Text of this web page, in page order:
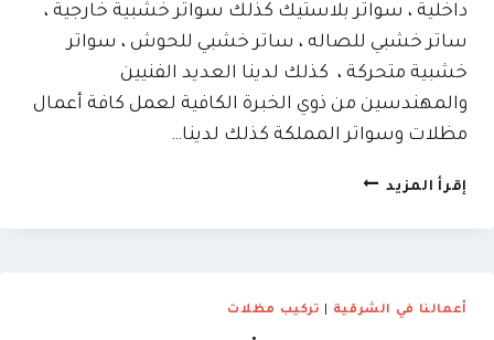
داخلية ، سواتر بلاستيك كذلك سواتر خشبية خارجية ،
ساتر خشبي للصاله ، ساتر خشبي للحوش ، سواتر
خشبية متحركة ، كذلك لدينا العديد الفنيين
والمهندسين من ذوي الخبرة الكافية لعمل كافة أعمال
مظلات وسواتر المملكة كذلك لدينا…
إقرأ المزيد سواتر
في
0509635009
أعمالنا في الشرقية تركيب مظلات